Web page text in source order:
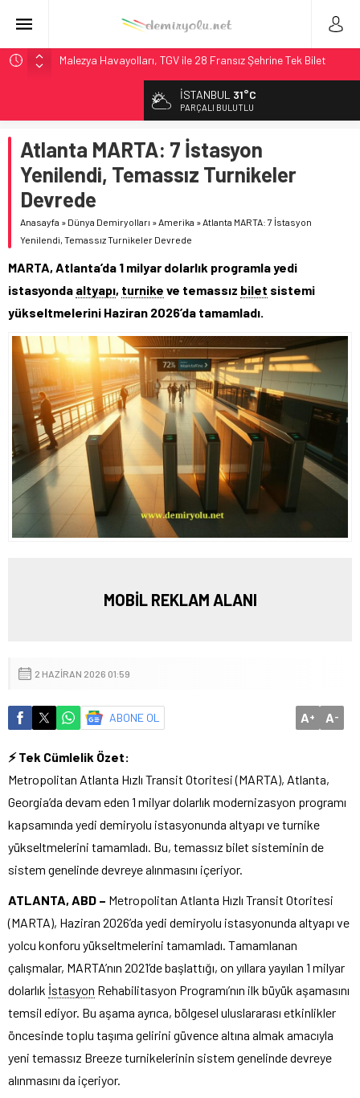
Malezya Havayolları, TGV ile 28 Fransız Şehrine Tek Bilet
ÖBB ve RFI’dan Brenner’da 15 Günlük Bakım: Tren Seferleri
NS, Temmuz 2026’dan İtibaren Koltukta Bagaja Kalıcı
Yasak, Ceza Yok
Madrid Atocha’da 56 Milyon Euro’luk Yenileme: Sol Tüneli
%33 Kapasite Artışı
İngiltere Demiryolunda Tarihi Entegrasyon: GBR Anglia
Resmen Başladı
İSTANBUL 31°C
PARÇALI BULUTLU
Atlanta MARTA: 7 İstasyon
Yenilendi, Temassız Turnikeler
Devrede
Anasayfa » Dünya Demiryolları »Amerika »Atlanta MARTA: 7 İstasyon
Yenilendi, Temassız Turnikeler Devrede
MARTA, Atlanta’da 1 milyar dolarlık programla yedi
istasyonda altyapı, turnike ve temassız bilet sistemi
yükseltmelerini Haziran 2026’da tamamladı.
MOBİL REKLAM ALANI
2 HAZIRAN 2026 01:59
ABONE OL A+ A-
⚡ Tek Cümlelik Özet:
Metropolitan Atlanta Hızlı Transit Otoritesi (MARTA), Atlanta,
Georgia’da devam eden 1 milyar dolarlık modernizasyon programı
kapsamında yedi demiryolu istasyonunda altyapı ve turnike
yükseltmelerini tamamladı. Bu, temassız bilet sisteminin de
sistem genelinde devreye alınmasını içeriyor.
ATLANTA, ABD – Metropolitan Atlanta Hızlı Transit Otoritesi
(MARTA), Haziran 2026’da yedi demiryolu istasyonunda altyapı ve
yolcu konforu yükseltmelerini tamamladı. Tamamlanan
çalışmalar, MARTA’nın 2021’de başlattığı, on yıllara yayılan 1 milyar
dolarlık İstasyon Rehabilitasyon Programı’nın ilk büyük aşamasını
temsil ediyor. Bu aşama ayrıca, bölgesel uluslararası etkinlikler
öncesinde toplu taşıma gelirini güvence altına almak amacıyla
yeni temassız Breeze turnikelerinin sistem genelinde devreye
alınmasını da içeriyor.